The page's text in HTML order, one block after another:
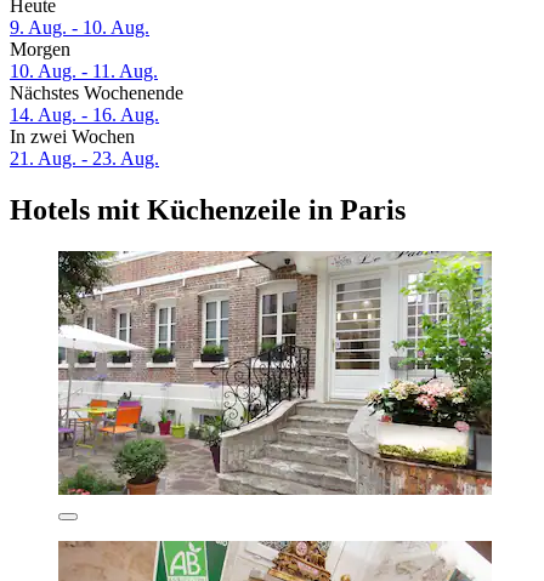
Heute
9. Aug. - 10. Aug.
Morgen
10. Aug. - 11. Aug.
Nächstes Wochenende
14. Aug. - 16. Aug.
In zwei Wochen
21. Aug. - 23. Aug.
Hotels mit Küchenzeile in Paris